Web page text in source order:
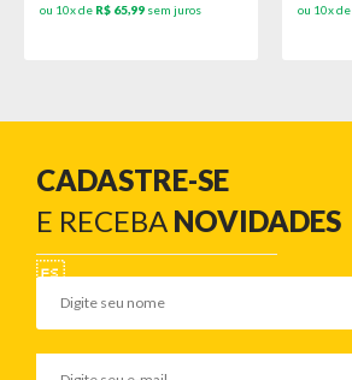
ou 10x de R$ 65,99 sem juros ou 10x de
CADASTRE-SE
E RECEBA NOVIDADES